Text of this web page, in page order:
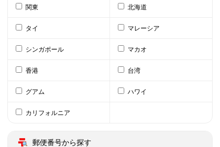
関東 北海道
タイ マレーシア
シンガポール マカオ
香港 台湾
グアム ハワイ
カリフォルニア
郵便番号から探す